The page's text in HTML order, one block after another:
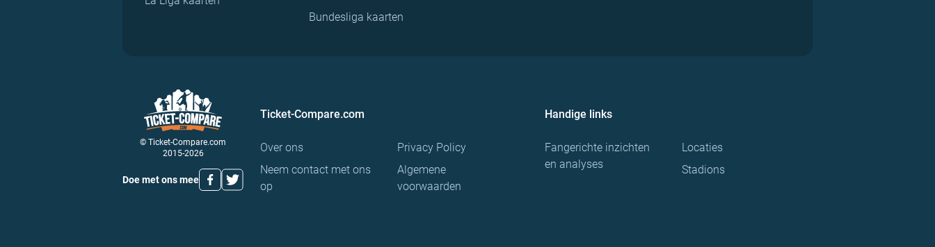
Bundesliga kaarten
© Ticket-Compare.com
2015-2026
Doe met ons mee
Ticket-Compare.com
Over ons
Neem contact met ons
op
Privacy Policy
Algemene
voorwaarden
Handige links
Fangerichte inzichten
en analyses
Locaties
Stadions